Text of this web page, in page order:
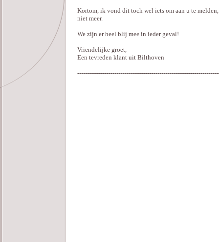
Kortom, ik vond dit toch wel iets om aan u te
niet meer.
We zijn er heel blij mee in ieder geval!
Vriendelijke groet,
Een tevreden klant uit Bilthoven